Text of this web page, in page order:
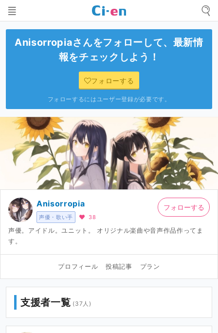
Anisorropiaさんをフォローして、最新情
報をチェックしよう！
フォローする
フォローするにはユーザー登録が必要です。
声優・歌い手
Anisorropia
38
声優。アイドル。ユニット。 オリジナル楽曲や音声作品作ってま
す。
フォローする
プロフィール 投稿記事 プラン
支援者一覧 (37人)